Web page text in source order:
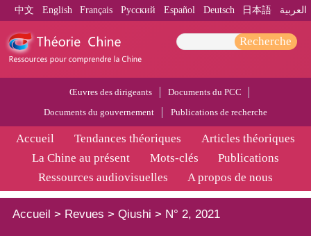
中文 English Français Pусский Español Deutsch 日本語 العربية
Recherche
Œuvres des dirigeants
Documents du PCC
Documents du gouvernement
Publications de recherche
Accueil Tendances théoriques
Articles théoriques
La Chine au présent
Mots-clés
Publications
Ressources audiovisuelles
A propos de nous
Accueil > Revues > Qiushi > N° 2, 2021